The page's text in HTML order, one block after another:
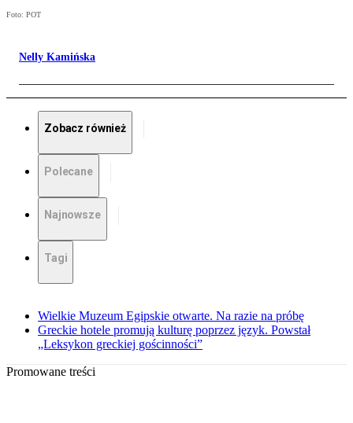
Foto: POT
Nelly Kamińska
Zobacz również
Polecane
Najnowsze
Tagi
Wielkie Muzeum Egipskie otwarte. Na razie na próbę
Greckie hotele promują kulturę poprzez język. Powstał
„Leksykon greckiej gościnności”
Promowane treści